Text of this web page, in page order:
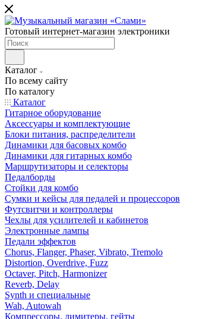
Готовый интернет-магазин электроники
Каталог
По всему сайту
По каталогу
Каталог
Гитарное оборудование
Аксессуары и комплектующие
Блоки питания, распределители
Динамики для басовых комбо
Динамики для гитарных комбо
Маршрутизаторы и селекторы
Педалборды
Стойки для комбо
Сумки и кейсы для педалей и процессоров
Футсвитчи и контроллеры
Чехлы для усилителей и кабинетов
Электронные лампы
Педали эффектов
Chorus, Flanger, Phaser, Vibrato, Tremolo
Distortion, Overdrive, Fuzz
Octaver, Pitch, Harmonizer
Reverb, Delay
Synth и специальные
Wah, Autowah
Компрессоры, лимитеры, гейты